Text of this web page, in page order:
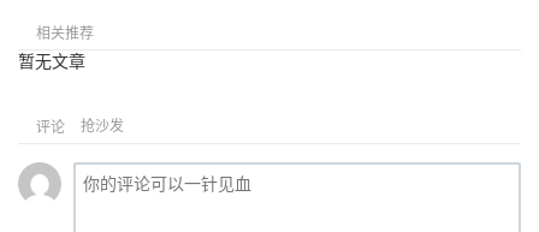
相关推荐
暂无文章
评论 抢沙发